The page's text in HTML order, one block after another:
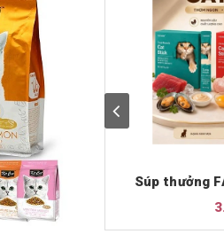
Súp thưởng